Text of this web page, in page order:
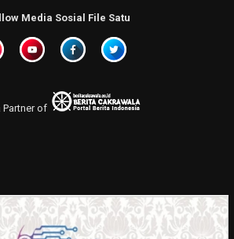
Media Sosial File Satu
Partner of